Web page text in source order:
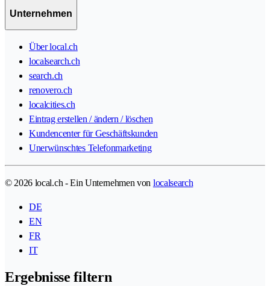
Unternehmen
Über local.ch
localsearch.ch
search.ch
renovero.ch
localcities.ch
Eintrag erstellen / ändern / löschen
Kundencenter für Geschäftskunden
Unerwünschtes Telefonmarketing
© 2026 local.ch - Ein Unternehmen von localsearch
DE
EN
FR
IT
Ergebnisse filtern